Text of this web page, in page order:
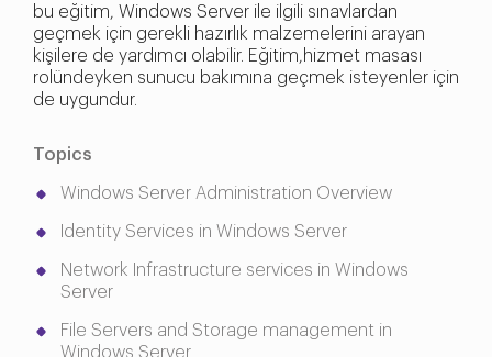
bu eğitim, Windows Server ile ilgili sınavlardan
geçmek için gerekli hazırlık malzemelerini arayan
kişilere de yardımcı olabilir. Eğitim,hizmet masası
rolündeyken sunucu bakımına geçmek isteyenler için
de uygundur.
Topics
Windows Server Administration Overview
Identity Services in Windows Server
Network Infrastructure services in Windows
Server
File Servers and Storage management in
Windows Server